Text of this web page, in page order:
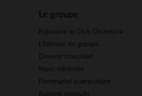
Le groupe
Rejoindre le Club Orchestra
L’histoire du groupe
Devenir franchisé
Nous rejoindre
Partenariat puériculture
Rappels produits